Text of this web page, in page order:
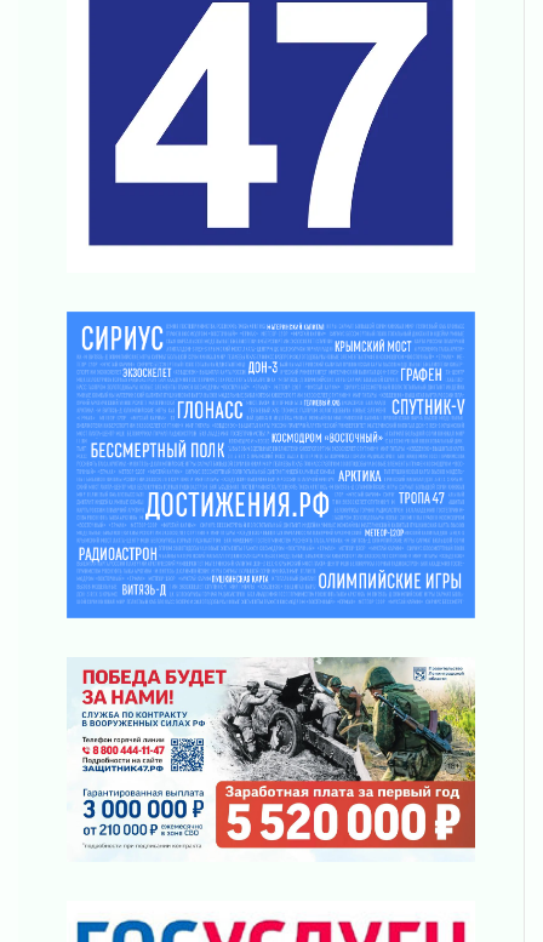
Новая площадка: 2027
Часть медиков в Ленобласти сможет
рассчитывать на доплату от региона
03 августа 2026
За сутки в Ленинградской области
ликвидировали 10 пожаров
Клюква наливается, но в корзинку пока не
Строительные компании Ленобласти
подняли зарплаты почти на 40% за год
03 августа 2026
Шесть новых жизней в честь дня рождения
Ленинградской области
03 августа 2026
Уроки безопасности для детей и взрослых
03 августа 2026
Ленобласть отмечает День Воздушно-
десантных войск
02 августа 2026
02 августа 2026
Ленобласть отметила заслуги жителей перед
регионом и страной
02 августа 2026
Ладога — не пруд
02 августа 2026
ПСК через Гослуслуги напомнит жителям
Ленинградской области о неоплаченных